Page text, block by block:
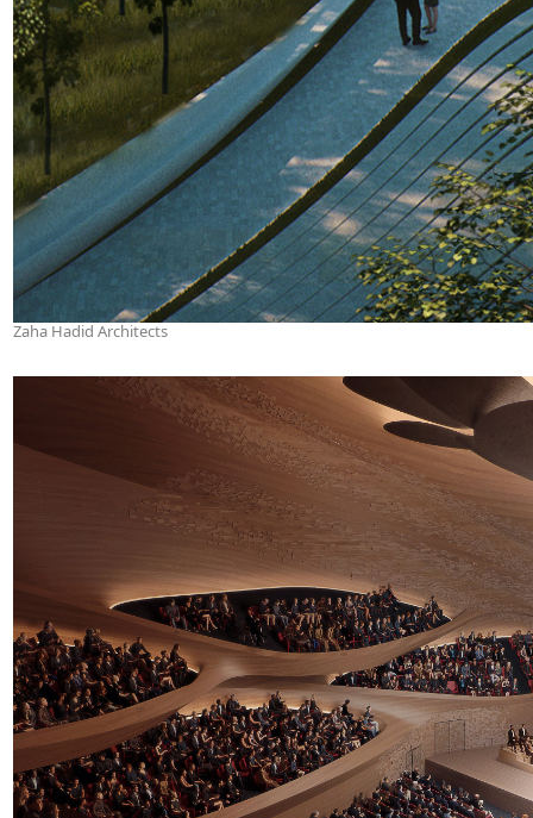
Zaha Hadid Architects